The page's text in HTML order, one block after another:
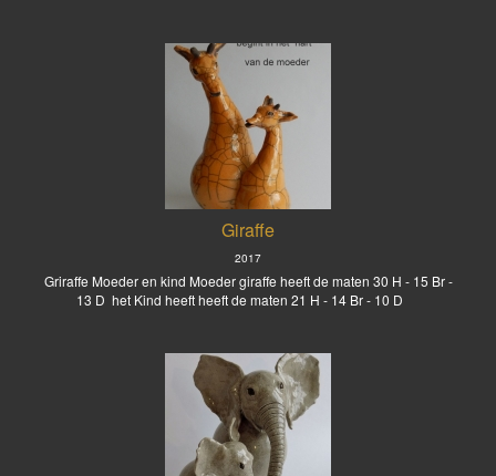
Giraffe
2017
Griraffe Moeder en kind Moeder giraffe heeft de maten 30 H - 15 Br -
13 D het Kind heeft heeft de maten 21 H - 14 Br - 10 D